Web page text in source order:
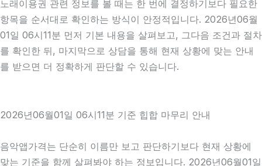
노래이용권 관련 정보를 볼 때는 한 번에 결정하기보다 필요한
항목을 순서대로 확인하는 방식이 안정적입니다. 2026년06월
01일 06시11분 먼저 기본 내용을 살펴보고, 그다음 조건과 절차
를 확인한 뒤, 마지막으로 상담을 통해 현재 상황에 맞는 안내
를 받으면 더 정확하게 판단할 수 있습니다.
2026년06월01일 06시11분 기준 힙합 마무리 안내
음악앱가격는 단순히 이름만 보고 판단하기보다 현재 상황에
맞는 기준을 함께 살펴봐야 하는 정보입니다. 2026년06월01일